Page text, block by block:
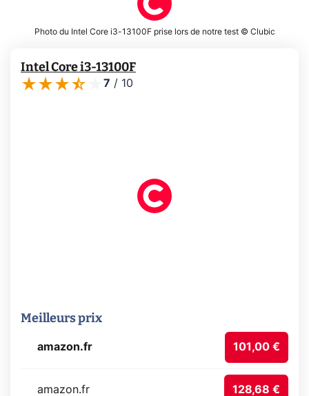
Photo du Intel Core i3-13100F prise lors de notre test © Clubic
Intel Core i3-13100F
7 / 10
Meilleurs prix
amazon.fr 101,00 €
amazon.fr 128,68 €